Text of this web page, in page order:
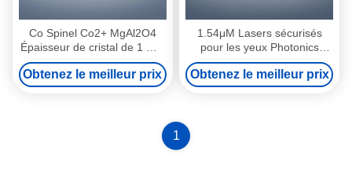
Co Spinel Co2+ MgAl2O4
Épaisseur de cristal de 1 mm
Pour laser haute puissance
Obtenez le meilleur prix
1.54μM Lasers sécurisés
pour les yeux Photonics
Switching Magnésium Spinel
MgAl2O4
Obtenez le meilleur prix
1